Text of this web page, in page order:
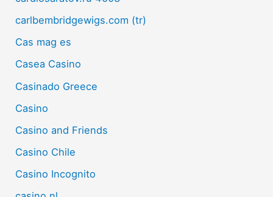
carlbembridgewigs.com (tr)
Cas mag es
Casea Casino
Casinado Greece
Casino
Casino and Friends
Casino Chile
Casino Incognito